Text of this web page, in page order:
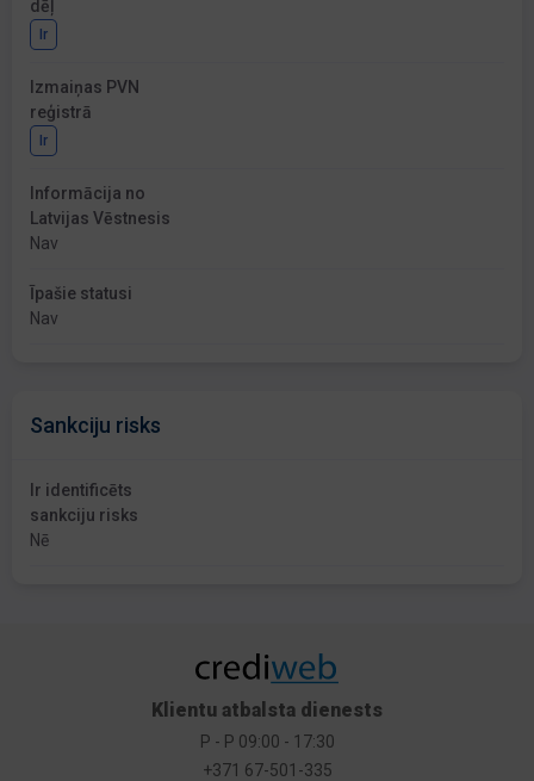
dēļ
Ir
Izmaiņas PVN
reģistrā
Ir
Informācija no
Latvijas Vēstnesis
Nav
Īpašie statusi
Nav
Sankciju risks
Ir identificēts
sankciju risks
Nē
Klientu atbalsta dienests
P - P 09:00 - 17:30
+371 67-501-335